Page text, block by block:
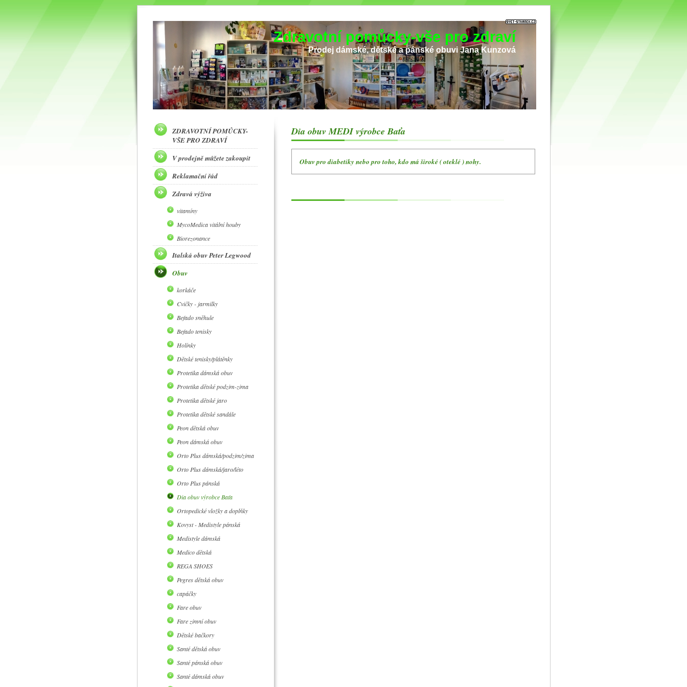
Zdravotní pomůcky-vše pro zdraví
Prodej dámské, dětské a pánské obuvi Jana Kunzová
Dia obuv MEDI výrobce Baťa
Obuv pro diabetiky nebo pro toho, kdo má široké ( oteklé ) nohy.
ZDRAVOTNÍ POMŮCKY-
VŠE PRO ZDRAVÍ
V prodejně můžete zakoupit
Reklamační řád
Zdravá výživa
vitamíny
MycoMedica vitální houby
Biorezonance
Italská obuv Peter Legwood
Obuv
korkáče
Cvičky - jarmilky
Befado sněhule
Befado tenisky
Holínky
Dětské tenisky/plátěnky
Protetika dámská obuv
Protetika dětské podzim-zima
Protetika dětské jaro
Protetika dětské sandále
Peon dětská obuv
Peon dámská obuv
Orto Plus dámská/podzim/zima
Orto Plus dámská/jaro/léto
Orto Plus pánská
Dia obuv výrobce Baťa
Ortopedické vložky a doplňky
Kovyst - Medistyle pánská
Medistyle dámská
Medico dětská
REGA SHOES
Pegres dětská obuv
capáčky
Fare obuv
Fare zimní obuv
Dětské bačkory
Santé dětská obuv
Santé pánská obuv
Santé dámská obuv